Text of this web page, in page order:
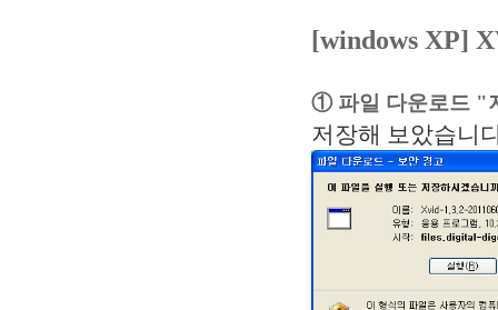
[windows XP]
① 파일 다운로드 "
저장해 보았습니